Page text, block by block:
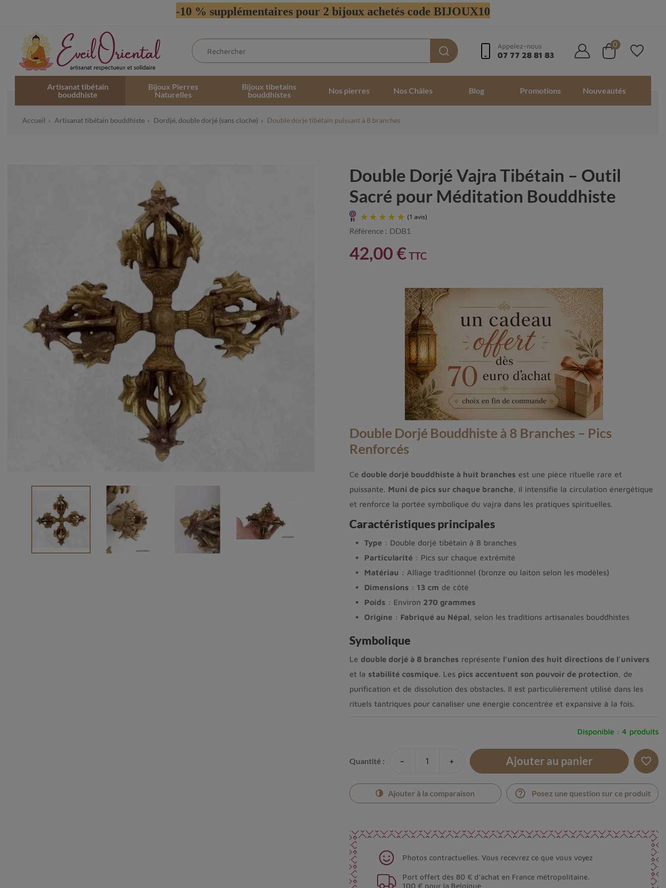
-10 % supplémentaires pour 2 bijoux achetés code BIJOUX10
Appelez-nous
07 77 28 81 83
0
Artisanat tibétain
bouddhiste
Bijoux Pierres
Naturelles
Bijoux tibetains
bouddhistes
Nos pierres Nos Châles Blog Promotions Nouveautés
Accueil Artisanat tibétain bouddhiste Dordjé, double dorjé (sans cloche) Double dorje tibétain puissant à 8 branches
Double Dorjé Vajra Tibétain – Outil
Sacré pour Méditation Bouddhiste
Référence : DDB1
42,00 € TTC
Double Dorjé Bouddhiste à 8 Branches – Pics
Renforcés
Ce double dorjé bouddhiste à huit branches est une pièce rituelle rare et
puissante. Muni de pics sur chaque branche , il intensifie la circulation énergétique
et renforce la portée symbolique du vajra dans les pratiques spirituelles.
Caractéristiques principales
Type : Double dorjé tibétain à 8 branches
Particularité : Pics sur chaque extrémité
Matériau : Alliage traditionnel (bronze ou laiton selon les modèles)
Dimensions : 13 cm de côté
Poids : Environ 270 grammes
Origine : Fabriqué au Népal, selon les traditions artisanales bouddhistes
Symbolique
Le double dorjé à 8 branches représente l’union des huit directions de l’univers
et la stabilité cosmique. Les pics accentuent son pouvoir de protection , de
purification et de dissolution des obstacles. Il est particulièrement utilisé dans les
rituels tantriques pour canaliser une énergie concentrée et expansive à la fois.
Disponible : 4 produits
Quantité : - + Ajouter au panier favorite_border
Ajouter à la comparaison help_outline Posez une question sur ce produit
Photos contractuelles. Vous recevrez ce que vous voyez
Port offert dès 80 € d’achat en France métropolitaine.
100 € pour la Belgique